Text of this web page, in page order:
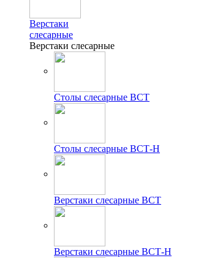
Верстаки
слесарные
Верстаки слесарные
Столы слесарные ВСТ
Столы слесарные ВСТ-Н
Верстаки слесарные ВСТ
Верстаки слесарные ВСТ-Н